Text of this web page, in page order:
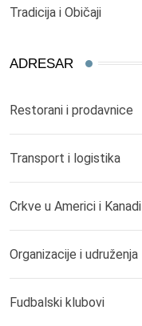
Tradicija i Običaji
ADRESAR
Restorani i prodavnice
Transport i logistika
Crkve u Americi i Kanadi
Organizacije i udruženja
Fudbalski klubovi